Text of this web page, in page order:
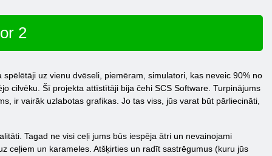
2
uz vienu dvēseli, piemēram, simulatori, kas neveic 90% no
cilvēku. Šī projekta attīstītāji bija čehi SCS Software. Turpinājums
ir vairāk uzlabotas grafikas. Jo tas viss, jūs varat būt pārliecināti,
Tagad ne visi ceļi jums būs iespēja ātri un nevainojami
ceļiem un karameles. Atšķirties un radīt sastrēgumus (kuru jūs